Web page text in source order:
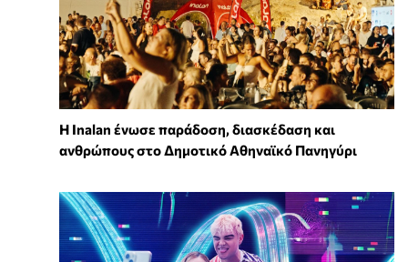
Η Inalan ένωσε παράδοση, διασκέδαση και
ανθρώπους στο Δημοτικό Αθηναϊκό Πανηγύρι